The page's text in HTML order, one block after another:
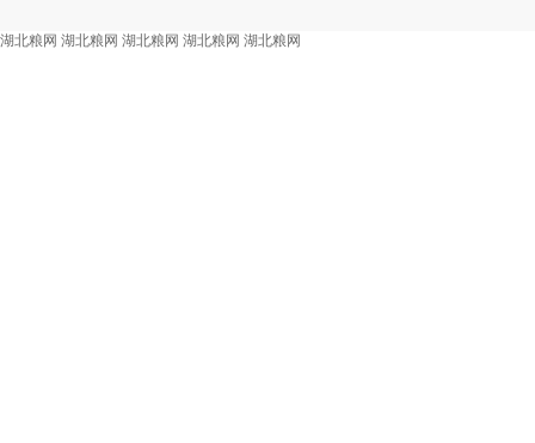
湖北粮网 湖北粮网 湖北粮网 湖北粮网 湖北粮网